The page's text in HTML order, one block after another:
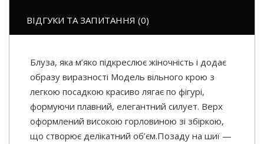
ВІДГУКИ ТА ЗАПИТАННЯ (0)
Блуза, яка м’яко підкреслює жіночність і додає
образу виразності Модель вільного крою з
легкою посадкою красиво лягає по фігурі,
формуючи плавний, елегантний силует. Верх
оформлений високою горловиною зі збіркою,
що створює делікатний об’єм.Позаду на шиї —